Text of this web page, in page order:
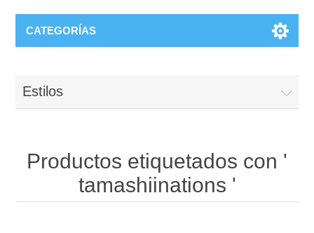
CATEGORÍAS
Estilos
Productos etiquetados con '
tamashiinations '